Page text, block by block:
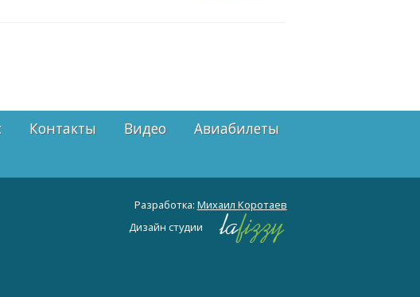
Контакты Видео
Авиабилеты
Разработка: Михаил Коротаев
Дизайн студии